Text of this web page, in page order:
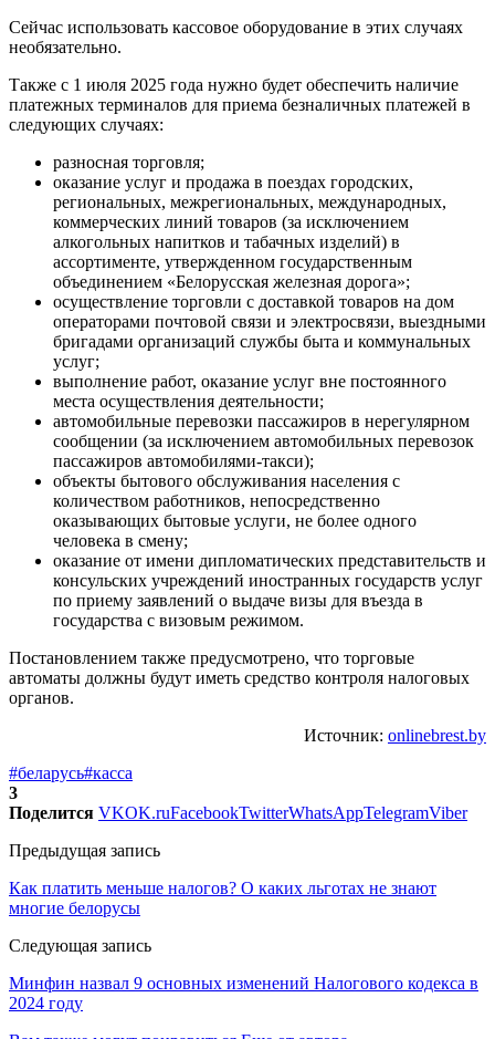
Сейчас использовать кассовое оборудование в этих случаях
необязательно.
Также с 1 июля 2025 года нужно будет обеспечить наличие
платежных терминалов для приема безналичных платежей в
следующих случаях:
разносная торговля;
оказание услуг и продажа в поездах городских,
региональных, межрегиональных, международных,
коммерческих линий товаров (за исключением
алкогольных напитков и табачных изделий) в
ассортименте, утвержденном государственным
объединением «Белорусская железная дорога»;
осуществление торговли с доставкой товаров на дом
операторами почтовой связи и электросвязи, выездными
бригадами организаций службы быта и коммунальных
услуг;
выполнение работ, оказание услуг вне постоянного
места осуществления деятельности;
автомобильные перевозки пассажиров в нерегулярном
сообщении (за исключением автомобильных перевозок
пассажиров автомобилями-такси);
объекты бытового обслуживания населения с
количеством работников, непосредственно
оказывающих бытовые услуги, не более одного
человека в смену;
оказание от имени дипломатических представительств и
консульских учреждений иностранных государств услуг
по приему заявлений о выдаче визы для въезда в
государства с визовым режимом.
Постановлением также предусмотрено, что торговые
автоматы должны будут иметь средство контроля налоговых
органов.
Источник: onlinebrest.by
#беларусь#касса
3
Поделится VKOK.ruFacebookTwitterWhatsAppTelegramViber
Предыдущая запись
Как платить меньше налогов? О каких льготах не знают
многие белорусы
Следующая запись
Минфин назвал 9 основных изменений Налогового кодекса в
2024 году